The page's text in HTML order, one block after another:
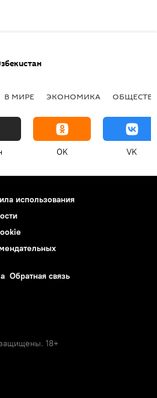
В МИРЕ ЭКОНОМИКА
OK VK
использования
Обратная связь
18+